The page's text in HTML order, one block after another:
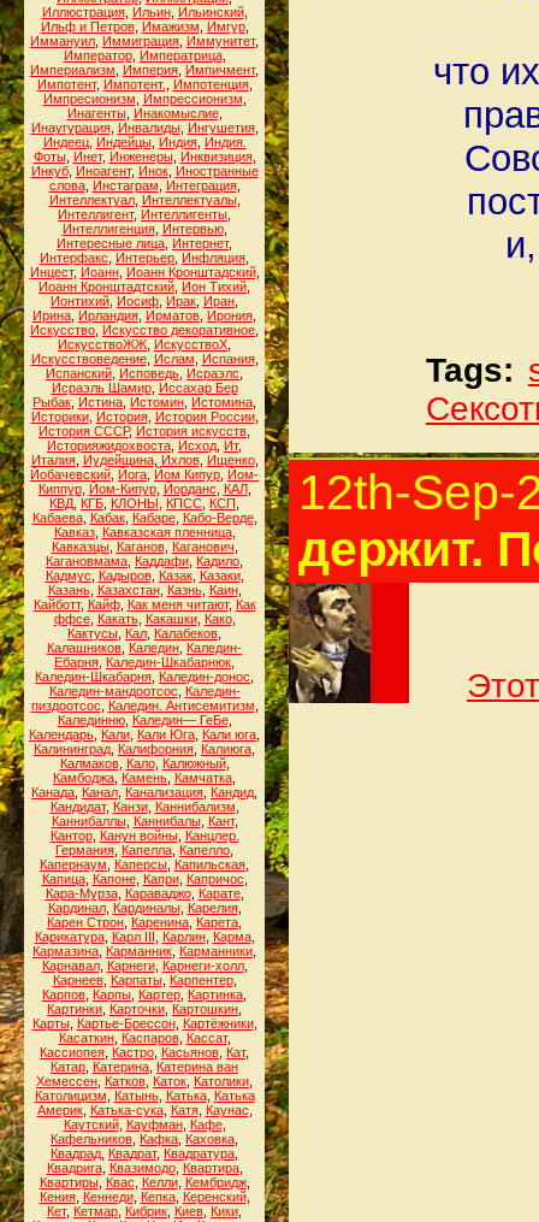
Иллюстрация, Ильин, Ильинский,
Ильф и Петров, Имажизм Имгур,
Иммануил Иммиграция Иммунитет,
Император, Императрица,
Империализм
Империя Импичмент,
Импотент, Импотент. Импотенция,
Импресионизм
Импрессионизм
Инагенты, Инакомыслие,
Инаугурация, Инвалиды, Ингушетия,
Индеец, Индейцы, Индия, Индия.
Фоты, Инет, Инженеры, Инквизиция,
Инкуб, Иноагент, Инок, Иностранные
слова, Инстаграм Интеграция,
Интеллектуал, Интеллектуалы,
Интеллигент, Интеллигенты
Интеллигенция, Интервью,
Интересные лица Интернет,
Интерфакс
Интерьер Инфляция
Инцест, Иоанн, Иоанн Кронштадский,
Иоанн Кронштадтский Ион Тихий
Ионтихий Иосиф Ирак Иран
Ирина Ирландия Ирматов Ирония
Искусство Искусство декоративное
ИскусствоЖЖ ИскусствоХ
Искусствоведение, Ислам Испания,
Испанский Исповедь Исраэлс
Исраэль Шамир, Иссахар Бер
Рыбак Истина Истомин Истомина
Историки, История, История России,
История СССР, История искусств
Историяжидохвоста Исход Ит,
Италия, Иудейщина, Ихлов, Ищенко,
Йобачевский Йога Йом Кипур Йом-
Киппур, Йом-Кипур, Йорданс КАЛ,
КВД КГБ КЛОНЫ КПСС КСП
Кабаева, Кабак, Кабаре, Кабо-Верде,
Кавказ, Кавказская пленница,
Кавказцы, Каганов, Каганович
Кагановмама Каддафи Кадило
Кадмус
Кадыров, Казак, Казаки,
Казань, Казахстан, Казнь, Каин,
Кайботт, Кайф, Как меня читают, Как
ффсе, Какать, Какашки, Како,
Кактусы Кал Калабеков
Калашников Каледин Каледин-
Ебарня Каледин-Шкабарнюк
Каледин-Шкабарня Каледин-донос
Каледин-мандоотсос
Каледин-
пиздоотсос
Каледин. Антисемитизм
Калединню, Каледин— ГеБе,
Календарь Кали Кали Юга Кали юга
Калининград Калифорния Калиюга
Калмаков, Кало, Калюжный,
Камбоджа Камень Камчатка
Канада Канал Канализация Кандид
Кандидат, Канзи, Каннибализм
Каннибаллы, Каннибалы, Кант,
Кантор, Канун войны, Канцлер.
Германия Капелла Капелло
Капернаум
Каперсы Капильская
Капица, Капоне, Капри, Капричос
Кара-Мурза, Караваджо, Карате,
Кардинал, Кардиналы, Карелия,
Карен Строн Каренина Карета
Карикатура, Карл III Карлин, Карма,
Кармазина Карманник Карманники
Карнавал, Карнеги, Карнеги-холл,
Карнеев, Карпаты, Карпентер,
Карпов Карпы Картер Картинка
Картинки Карточки Картошкин
Карты, Картье-Брессон, Картёжники,
Касаткин, Каспаров, Кассат,
Кассиопея Кастро Касьянов Кат,
Катар Катерина Катерина ван
Хемессен Катков Каток Католики
Католицизм
Катынь, Катька, Катька
Америк, Катька-сука, Катя, Каунас
Каутский, Кауфман, Кафе,
Кафельников Кафка Каховка
Квадрад Квадрат, Квадратура
Квадрига, Квазимодо, Квартира,
Квартиры, Квас Келли, Кембридж,
Кения, Кеннеди, Кепка, Керенский,
Кет, Кетмар Кибрик Киев Кики
что
Tags:
12th-Sep-
держит.